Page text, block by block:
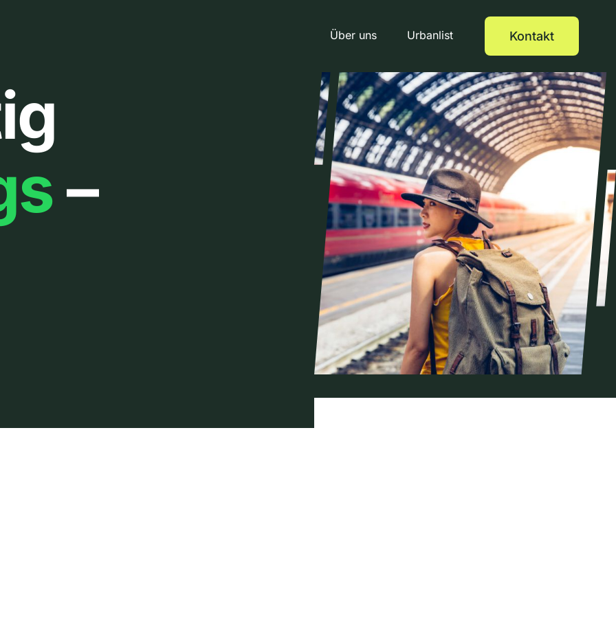
Über uns Urbanlist Kontakt
–